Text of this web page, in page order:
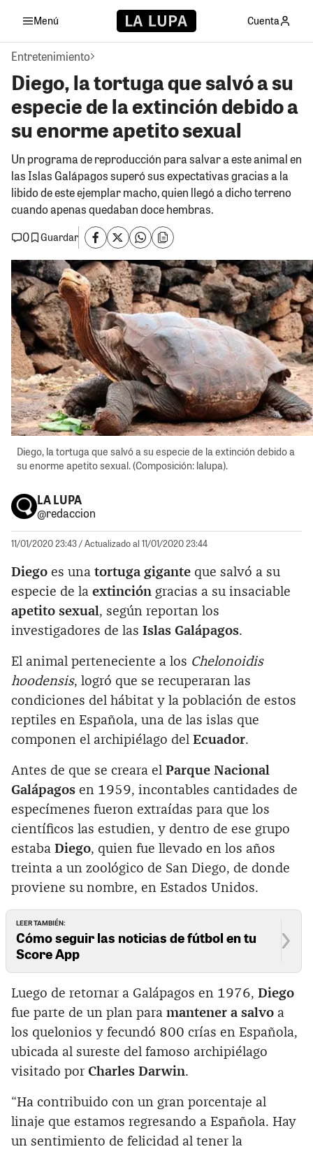
Menú Cuenta
Entretenimiento
Diego, la tortuga que salvó a su
especie de la extinción debido a
su enorme apetito sexual
Un programa de reproducción para salvar a este animal en
las Islas Galápagos superó sus expectativas gracias a la
libido de este ejemplar macho, quien llegó a dicho terreno
cuando apenas quedaban doce hembras.
0
Guardar
Diego, la tortuga que salvó a su especie de la extinción debido a
su enorme apetito sexual. (Composición: lalupa).
LA LUPA
@redaccion
11/01/2020 23:43/ Actualizado al 11/01/2020 23:44
Diego es una tortuga gigante que salvó a su
especie de la extinción gracias a su insaciable
apetito sexual , según reportan los
investigadores de las Islas Galápagos.‌
El animal perteneciente a los Chelonoidis
hoodensis, logró que se recuperaran las
condiciones del hábitat y la población de estos
reptiles en Española, una de las islas que
componen el archipiélago del Ecuador.
Antes de que se creara el Parque Nacional
Galápagos en 1959, incontables cantidades de
especímenes fueron extraídas para que los
científicos las estudien, y dentro de ese grupo
estaba Diego, quien fue llevado en los años
treinta a un zoológico de San Diego, de donde
proviene su nombre, en Estados Unidos.
LEER TAMBIÉN:
Cómo seguir las noticias de fútbol en tu
Score App
Luego de retornar a Galápagos en 1976, Diego
fue parte de un plan para mantener a salvo a
los quelonios y fecundó 800 crías en Española,
ubicada al sureste del famoso archipiélago
visitado por Charles Darwin.‌
“Ha contribuido con un gran porcentaje al
linaje que estamos regresando a Española. Hay
un sentimiento de felicidad al tener la